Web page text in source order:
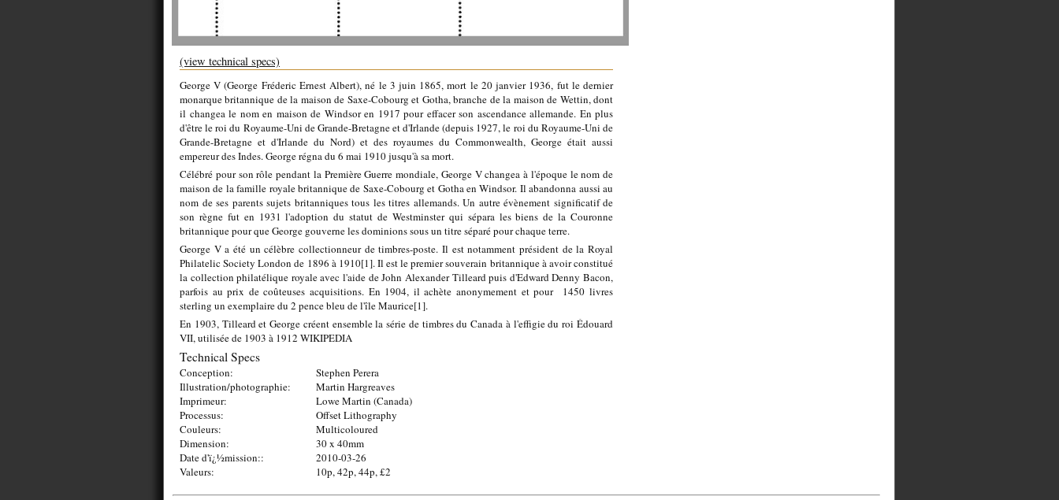
(view technical specs)
George V (George Fréderic Ernest Albert), né le 3 juin 1865, mort le 20 janvier 1936, fut le dernier
monarque britannique de la maison de Saxe-Cobourg et Gotha, branche de la maison de Wettin, dont
il changea le nom en maison de Windsor en 1917 pour effacer son ascendance allemande. En plus
d'être le roi du Royaume-Uni de Grande-Bretagne et d'Irlande (depuis 1927, le roi du Royaume-Uni de
Grande-Bretagne et d'Irlande du Nord) et des royaumes du Commonwealth, George était aussi
empereur des Indes. George régna du 6 mai 1910 jusqu'à sa mort.
Célébré pour son rôle pendant la Première Guerre mondiale, George V changea à l'époque le nom de
maison de la famille royale britannique de Saxe-Cobourg et Gotha en Windsor. Il abandonna aussi au
nom de ses parents sujets britanniques tous les titres allemands. Un autre évènement significatif de
son règne fut en 1931 l'adoption du statut de Westminster qui sépara les biens de la Couronne
britannique pour que George gouverne les dominions sous un titre séparé pour chaque terre.
George V a été un célèbre collectionneur de timbres-poste. Il est notamment président de la Royal
Philatelic Society London de 1896 à 1910[1]. Il est le premier souverain britannique à avoir constitué
la collection philatélique royale avec l'aide de John Alexander Tilleard puis d'Edward Denny Bacon,
parfois au prix de coûteuses acquisitions. En 1904, il achète anonymement et pour 1450 livres
sterling un exemplaire du 2 pence bleu de l'île Maurice[1].
En 1903, Tilleard et George créent ensemble la série de timbres du Canada à l'effigie du roi Édouard
VII, utilisée de 1903 à 1912 WIKIPEDIA
Technical Specs
Conception:
Stephen Perera
Illustration/photographie:
Martin Hargreaves
Imprimeur:
Lowe Martin (Canada)
Processus:
Offset Lithography
Couleurs:
Multicoloured
Dimension:
30 x 40mm
Date d'ï¿½mission::
2010-03-26
Valeurs:
10p, 42p, 44p, £2